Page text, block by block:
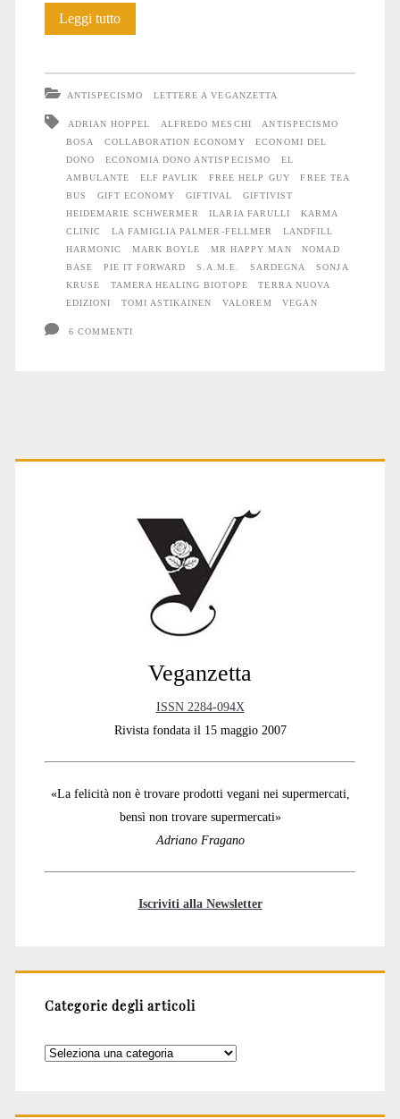
Leggi tuttoEconomia
antispecismo?
ANTISPECISMO LETTERE A VEGANZETTA
ADRIAN HOPPEL ALFREDO MESCHI
ANTISPECISMO
BOSA
COLLABORATION ECONOMY
ECONOMI DEL
DONO
ECONOMIA DONO ANTISPECISMO
EL
AMBULANTE
ELF PAVLIK FREE HELP GUY
FREE TEA
BUS
GIFT ECONOMY GIFTIVAL
GIFTIVIST
HEIDEMARIE SCHWERMER
ILARIA FARULLI
KARMA
CLINIC
LA FAMIGLIA PALMER-FELLMER
LANDFILL
HARMONIC
MARK BOYLE MR HAPPY MAN
NOMAD
BASE
PIE IT FORWARD S.A.M.E. SARDEGNA
SONJA
KRUSE
TAMERA HEALING BIOTOPE
TERRA NUOVA
EDIZIONI
TOMI ASTIKAINEN VALOREM VEGAN
6 COMMENTI
Primary
Veganzetta
ISSN 2284-094X
Rivista fondata il 15 maggio 2007
«La felicità non è trovare prodotti vegani nei supermercati,
bensì non trovare supermercati»
Adriano Fragano
Iscriviti alla Newsletter
Categorie degli articoli
Categorie